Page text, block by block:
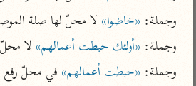
راسلنا •تليجرام •
كنوز
تعليمات عن
وجملة: «خاضوا» لا محلّ لها صلة
وجملة: «أولئك حبطت أعمالهم» لا محلّ
وجملة: «حبطت أعمالهم» في محلّ رفع